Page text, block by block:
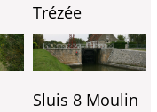
Trézée
Sluis 8 Moulin